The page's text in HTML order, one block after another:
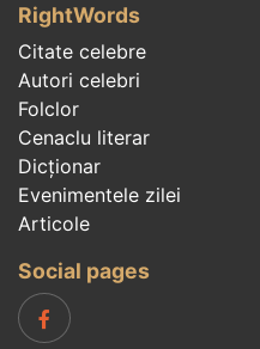
RightWords
Citate celebre
Autori celebri
Folclor
Cenaclu literar
Dicționar
Evenimentele zilei
Articole
Social pages